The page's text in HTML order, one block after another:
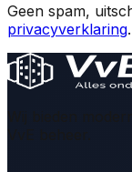
Geen spam,
privacyverklaring.